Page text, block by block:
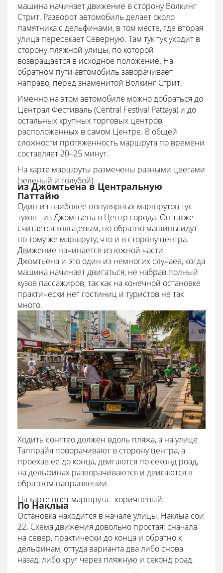
машина начинает движение в сторону Волкинг
Стрит. Разворот автомобиль делает около
памятника с дельфинами, в том месте, где вторая
улица пересекает Северную. Там тук тук уходит в
сторону пляжной улицы, по которой
возвращается в исходное положение. На
обратном пути автомобиль заворачивает
направо, перед знаменитой Волкинг Стрит.
Именно на этом автомобиле можно добраться до
Централ Фестиваль (Central Festival Pattaya) и до
остальных крупных торговых центров,
расположенных в самом Центре. В общей
сложности протяженность маршрута по времени
составляет 20–25 минут.
На карте маршруты размечены разными цветами
(зеленый и голубой)
из Джомтьена в Центральную
Паттайю
Один из наиболее популярных маршрутов тук
туков - из Джомтьена в Центр города. Он также
считается кольцевым, но обратно машины идут
по тому же маршруту, что и в сторону центра.
Движение начинается из южной части
Джомтьена и это один из немногих случаев, когда
машина начинает двигаться, не набрав полный
кузов пассажиров, так как на конечной остановке
практически нет гостиниц и туристов не так
много.
Ходить сонгтео должен вдоль пляжа, а на улице
Таппрайя поворачивают в сторону центра, а
проехав ее до конца, двигаются по секонд роад,
на дельфинах разворачиваются и двигаются в
обратном направлении.
На карте цвет маршрута - коричневый.
По Наклыа
Остановка находится в начале улицы, Наклыа сои
22. Схема движения довольно простая: сначала
на север, практически до конца и обратно к
дельфинам, оттуда варианта два либо снова
назад, либо круг через пляжную и секонд роад.